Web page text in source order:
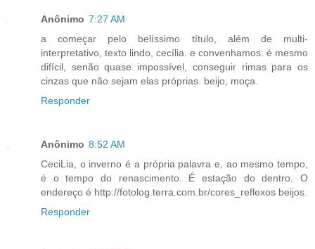
Anônimo 7:27 AM
a começar pelo belíssimo título, além de multi-
interpretativo, texto lindo, cecília. e convenhamos: é mesmo
difícil, senão quase impossível, conseguir rimas para os
cinzas que não sejam elas próprias. beijo, moça.
Responder
Anônimo 8:52 AM
CeciLia, o inverno é a própria palavra e, ao mesmo tempo,
é o tempo do renascimento. É estação do dentro. O
endereço é http://fotolog.terra.com.br/cores_reflexos beijos.
Responder